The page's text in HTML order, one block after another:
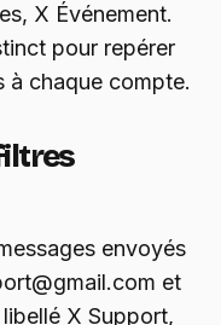
X Événement.
pour repérer
à chaque compte.
envoyés
et
X Support,